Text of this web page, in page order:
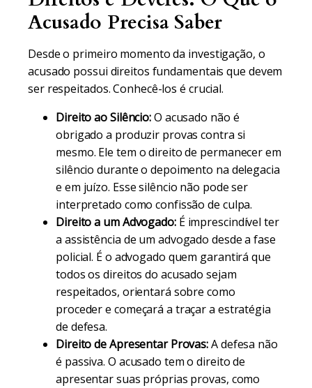
Acusado Precisa Saber
Desde o primeiro momento da investigação, o
acusado possui direitos fundamentais que devem
ser respeitados. Conhecê-los é crucial.
Direito ao Silêncio:O acusado não é
obrigado a produzir provas contra si
mesmo. Ele tem o direito de permanecer em
silêncio durante o depoimento na delegacia
e em juízo. Esse silêncio não pode ser
interpretado como confissão de culpa.
Direito a um Advogado:É imprescindível ter
a assistência de um advogado desde a fase
policial. É o advogado quem garantirá que
todos os direitos do acusado sejam
respeitados, orientará sobre como
proceder e começará a traçar a estratégia
de defesa.
Direito de Apresentar Provas:A defesa não
é passiva. O acusado tem o direito de
apresentar suas próprias provas, como